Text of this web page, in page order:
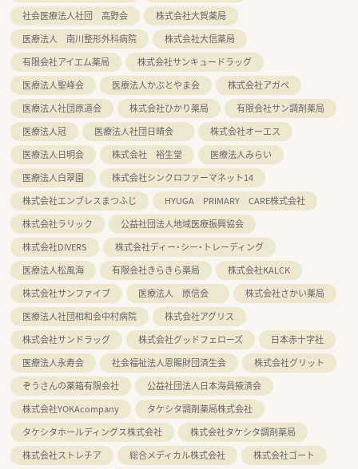
社会医療法人社団 高野会
株式会社大賀薬局
医療法人 南川整形外科病院
株式会社大信薬局
有限会社アイエム薬局
株式会社サンキュードラッグ
医療法人聖峰会
医療法人かぶとやま会
株式会社アガペ
医療法人社団原道会
株式会社ひかり薬局
有限会社サン調剤薬局
医療法人冠
医療法人社団日晴会
株式会社オーエス
医療法人日明会
株式会社 裕生堂
医療法人みらい
医療法人白翠園
株式会社シンクロファーマネット14
株式会社エンブレスまつふじ
HYUGA PRIMARY CARE株式会社
株式会社ラリック
公益社団法人地域医療振興協会
株式会社DIVERS
株式会社ディー・シー・トレーディング
医療法人松風海
有限会社きらきら薬局
株式会社KALCK
株式会社サンファイブ
医療法人 原信会
株式会社さかい薬局
医療法人社団相和会中村病院
株式会社アグリス
株式会社サンドラッグ
株式会社グッドフェローズ
日本赤十字社
医療法人永寿会
社会福祉法人恩賜財団済生会
株式会社グリット
ぞうさんの薬箱有限会社
公益社団法人日本海員掖済会
株式会社YOKAcompany
タケシタ調剤薬局株式会社
タケシタホールディングス株式会社
株式会社タケシタ調剤薬局
株式会社ストレチア
総合メディカル株式会社
株式会社ゴート